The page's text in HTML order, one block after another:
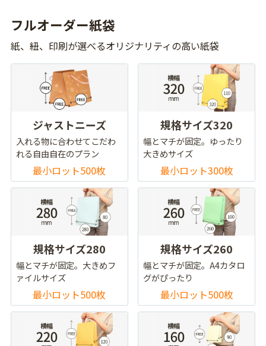
フルオーダー紙袋
紙、紐、印刷が選べるオリジナリティの高い紙袋
ジャストニーズ
入れる物に合わせてこだわ
れる自由自在のプラン
最小ロット500枚
規格サイズ320
幅とマチが固定。ゆったり
大きめサイズ
最小ロット300枚
規格サイズ280
幅とマチが固定。大きめフ
ァイルサイズ
最小ロット500枚
規格サイズ260
幅とマチが固定。A4カタロ
グがぴったり
最小ロット500枚